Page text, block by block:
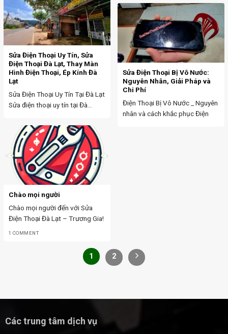
Sửa Điện Thoại Uy Tín, Sửa
Điện Thoại Đà Lạt, Thay Màn
Hình Điện Thoại, Ép Kính Đà
Lạt
Sửa Điện Thoại Uy Tín Tại Đà Lạt
Sửa điện thoại uy tín tại Đà...
Sửa Điện Thoại Bị Vô Nước:
Nguyên Nhân, Giải Pháp và
Chi Phí
Điện Thoại Bị Vô Nước _ Nguyên
nhân và cách khắc phục Điện
Chào mọi người
Chào mọi người đến với Sửa
Điện Thoại Đà Lạt – Trương Gia!
Chào mọi...
1 COMMENT
1 2
Các trung tâm dịch vụ